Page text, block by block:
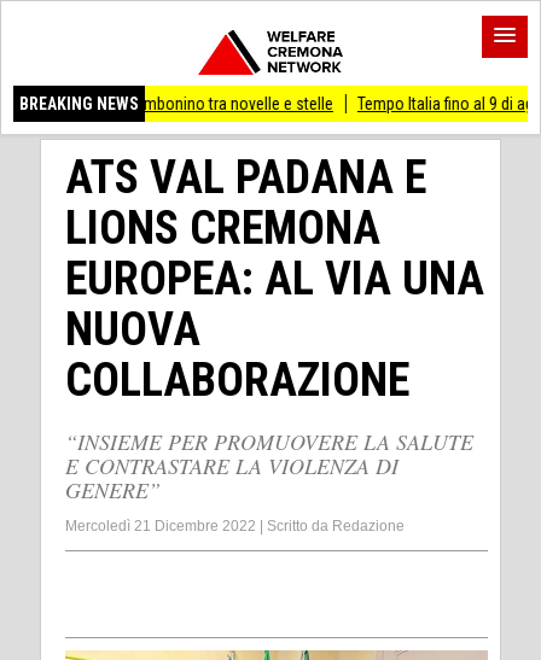
BREAKING NEWS
Cambonino tra novelle e stelle Tempo Italia fino al 9 di agosto (Mi)
ATS VAL PADANA E
LIONS CREMONA
EUROPEA: AL VIA UNA
NUOVA
COLLABORAZIONE
“INSIEME PER PROMUOVERE LA SALUTE
E CONTRASTARE LA VIOLENZA DI
GENERE”
Mercoledì 21 Dicembre 2022 Scritto da Redazione